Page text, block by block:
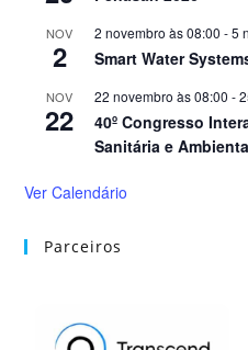
NOV
2
2 novembro às 08:00 -5
Smart Water
NOV
22
22 novembro às 08:00 -
40º Congresso
Sanitária e
Ver Calendário
Parceiros